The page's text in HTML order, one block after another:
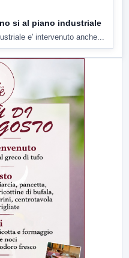
si al piano industriale
e' intervenuto anche...